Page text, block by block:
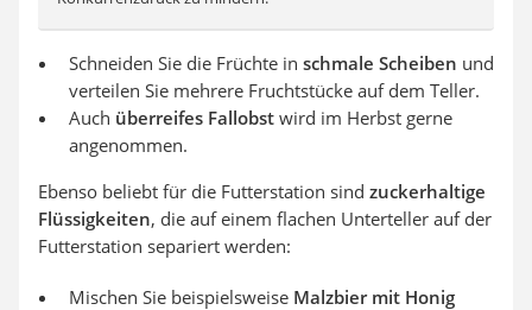
Schneiden Sie die Früchte in schmale Scheiben und
verteilen Sie mehrere Fruchtstücke auf dem Teller.
Auch überreifes Fallobst wird im Herbst gerne
angenommen.
Ebenso beliebt für die Futterstation sind zuckerhaltige
Flüssigkeiten, die auf einem flachen Unterteller auf der
Futterstation separiert werden:
Mischen Sie beispielsweise Malzbier mit Honig